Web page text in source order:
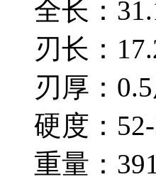
全长：
刃长：
刃厚：
硬度：
重量：